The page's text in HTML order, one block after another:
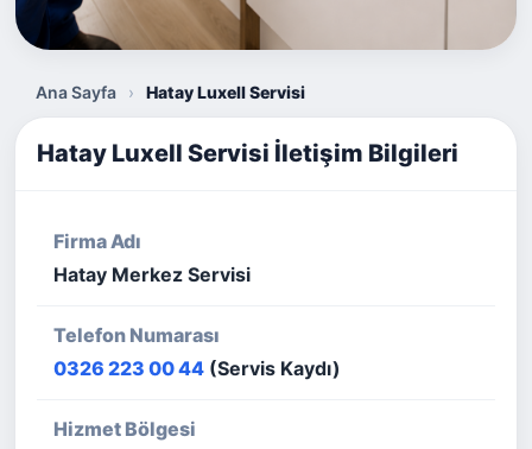
Ana Sayfa › Hatay Luxell Servisi
Hatay Luxell Servisi İletişim Bilgileri
Firma Adı
Hatay Merkez Servisi
Telefon Numarası
0326 223 00 44 (Servis Kaydı)
Hizmet Bölgesi